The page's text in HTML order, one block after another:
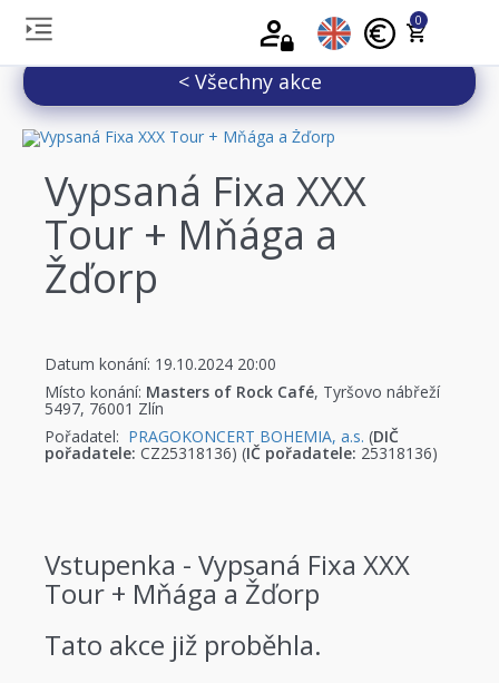
0
< Všechny akce
Vypsaná Fixa XXX
Tour + Mňága a
Žďorp
Datum konání: 19.10.2024 20:00
Místo konání: Masters of Rock Café, Tyršovo nábřeží
5497, 76001 Zlín
Pořadatel: PRAGOKONCERT BOHEMIA, a.s. (DIČ
pořadatele: CZ25318136) (IČ pořadatele: 25318136)
Vstupenka - Vypsaná Fixa XXX
Tour + Mňága a Žďorp
Tato akce již proběhla.